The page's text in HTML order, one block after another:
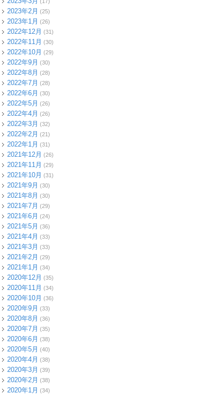
2023年2月 (25)
2023年1月 (26)
2022年12月 (31)
2022年11月 (30)
2022年10月 (29)
2022年9月 (30)
2022年8月 (28)
2022年7月 (28)
2022年6月 (30)
2022年5月 (26)
2022年4月 (26)
2022年3月 (32)
2022年2月 (21)
2022年1月 (31)
2021年12月 (26)
2021年11月 (29)
2021年10月 (31)
2021年9月 (30)
2021年8月 (30)
2021年7月 (29)
2021年6月 (24)
2021年5月 (36)
2021年4月 (33)
2021年3月 (33)
2021年2月 (29)
2021年1月 (34)
2020年12月 (35)
2020年11月 (34)
2020年10月 (36)
2020年9月 (33)
2020年8月 (36)
2020年7月 (35)
2020年6月 (38)
2020年5月 (40)
2020年4月 (38)
2020年3月 (39)
2020年2月 (38)
2020年1月 (34)